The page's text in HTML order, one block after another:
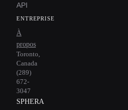
API
ENTREPRISE
À
propos
Toronto,
Canada
(289)
672-
3047
SPHERA